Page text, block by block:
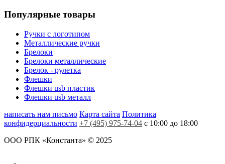
Популярные товары
Ручки с логотипом
Металлические ручки
Брелоки
Брелоки металлические
Брелок - рулетка
Флешки
Флешки usb пластик
Флешки usb металл
написать нам письмо Карта сайта Политика
конфидерциальности +7 (495) 975-74-04 с 10:00 до 18:00
ООО РПК «Константа» © 2025